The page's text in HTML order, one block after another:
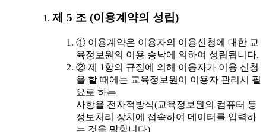
제 5 조 (이용계약의 성립)
① 이용계약은 이용자의 이용신청에 대한 교
육정보원의 이용 승낙에 의하여 성립됩니다.
② 제 1항의 규정에 의해 이용자가 이용 신청
을 할 때에는 교육정보원이 이용자 관리시 필
요로 하는
사항을 전자적방식(교육정보원의 컴퓨터 등
정보처리 장치에 접속하여 데이터를 입력하
는 것을 말합니다)